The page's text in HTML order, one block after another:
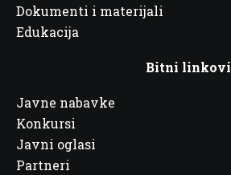
Dokumenti i materijali
Edukacija
Bitni linkovi
Javne nabavke
Konkursi
Javni oglasi
Partneri